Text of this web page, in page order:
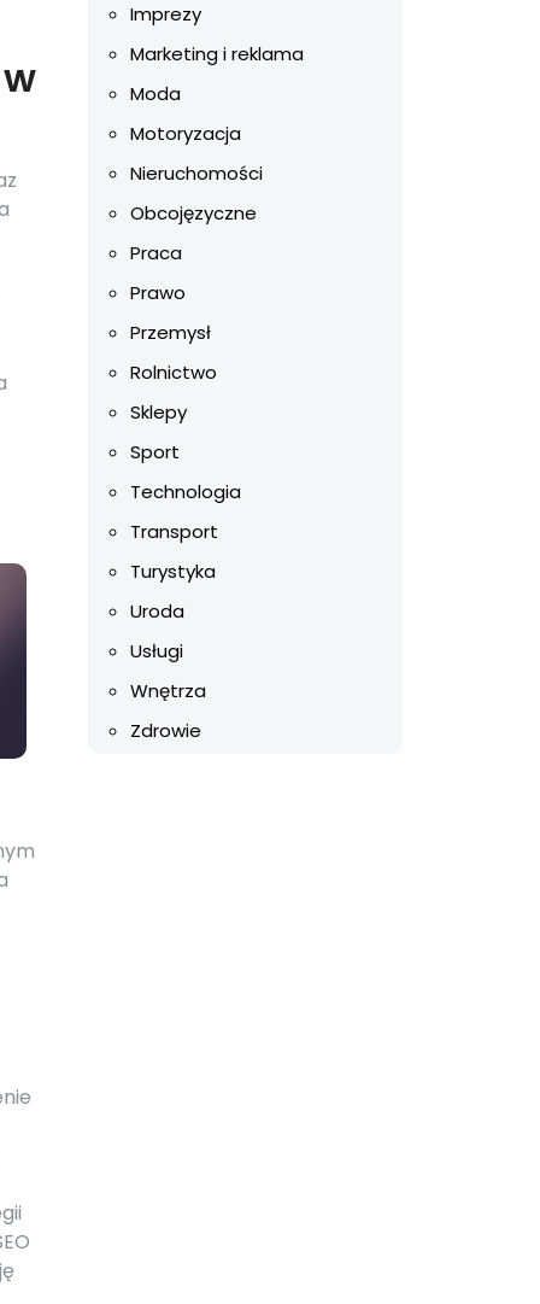
Imprezy
Marketing i reklama
Moda
Motoryzacja
Nieruchomości
Obcojęzyczne
Praca
Prawo
Przemysł
Rolnictwo
Sklepy
Sport
Technologia
Transport
Turystyka
Uroda
Usługi
Wnętrza
Zdrowie